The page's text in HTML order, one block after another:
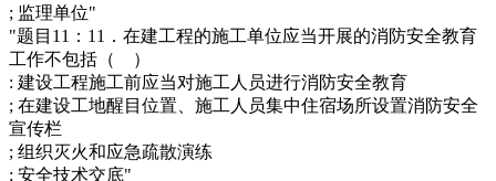
; 监理单位"
"题目11：11．在建工程的施工单位应当开展的消防安全教育
工作不包括（ ）
: 建设工程施工前应当对施工人员进行消防安全教育
; 在建设工地醒目位置、施工人员集中住宿场所设置消防安全
宣传栏
; 组织灭火和应急疏散演练
; 安全技术交底"